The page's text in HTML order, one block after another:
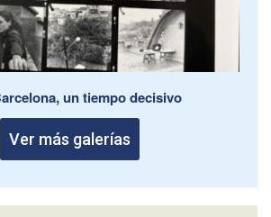
un tiempo decisivo
Ver más galerías